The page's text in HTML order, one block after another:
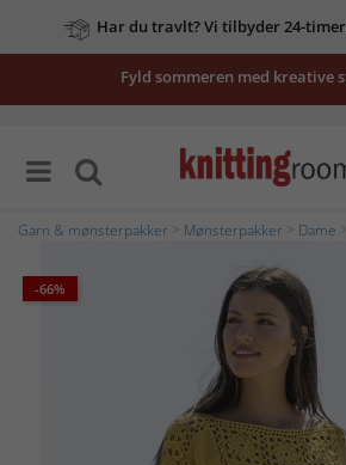
Har du travlt? Vi tilbyder 24-
Fyld sommeren med kreative
Garn & mønsterpakker Mønsterpakker Dame
-66%